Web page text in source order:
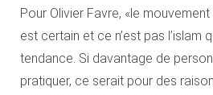
Pour Olivier Favre, «le
est certain et ce n’est pas l’islam
tendance. Si davantage de
pratiquer, ce serait pour des